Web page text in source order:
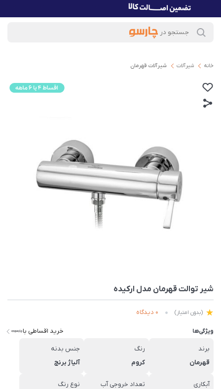
خانه شیرآلات شیرآلات قهرمان
شیر توالت قهرمان مدل ارکیده
(بدون امتیاز) 0 دیدگاه
ویژگی‌ها خرید اقساطی با
برند
قهرمان
رنگ
کروم
جنس بدنه
آلیاژ برنج
آبکاری
تعداد خروجی آب
نوع رنگ